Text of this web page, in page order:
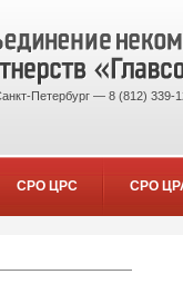
Петербург — 8 (812) 339-
СРО ЦРС СРО